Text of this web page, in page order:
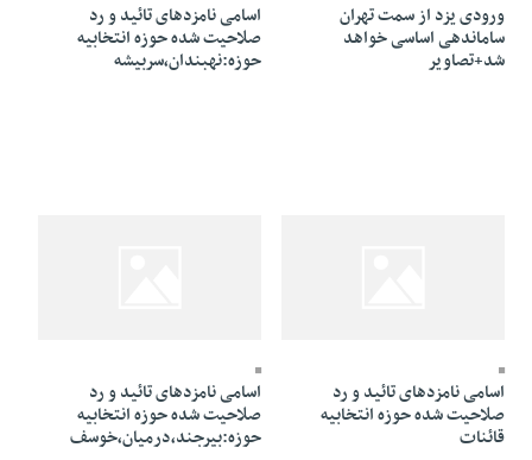
ورودی یزد از سمت تهران
ساماندهی اساسی خواهد
شد+تصاویر
اسامی نامزدهای تائید و رد
صلاحیت شده حوزه انتخابیه
حوزه:نهبندان،سربیشه
اسامی نامزدهای تائید و رد
صلاحیت شده حوزه انتخابیه
قائنات
اسامی نامزدهای تائید و رد
صلاحیت شده حوزه انتخابیه
حوزه:بیرجند،درمیان،خوسف